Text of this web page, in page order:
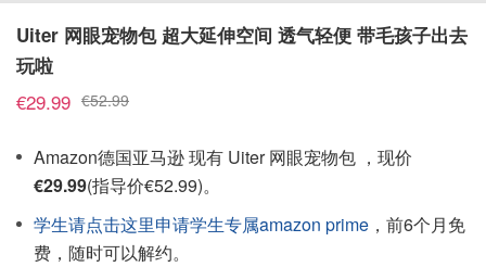
Uiter 网眼宠物包 超大延伸空间 透气轻便 带毛孩子出去
玩啦
€29.99 €52.99
Amazon德国亚马逊 现有 Uiter 网眼宠物包 ，现价
€29.99(指导价€52.99)。
学生请点击这里申请学生专属amazon prime ，前6个月免
费，随时可以解约。